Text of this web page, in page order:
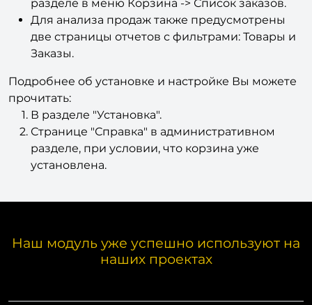
интерфейс с фильтром в административном
разделе в меню Корзина -> Список заказов.
Для анализа продаж также предусмотрены
две страницы отчетов с фильтрами: Товары и
Заказы.
Подробнее об установке и настройке Вы можете
прочитать:
В разделе "Установка".
Странице "Справка" в административном
разделе, при условии, что корзина уже
Наш модуль уже успешно используют на